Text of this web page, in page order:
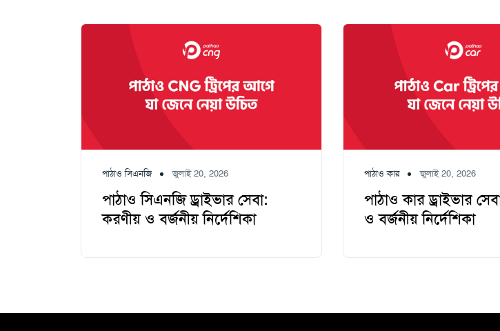
পাঠাও সিএনজি জুলাই 20, 2026
পাঠাও সিএনজি ড্রাইভার সেবা:
করণীয় ও বর্জনীয় নির্দেশিকা
পাঠাও কার জুলাই 20, 2026
পাঠাও কার ড্রাইভার
ও বর্জনীয় নির্দেশিকা